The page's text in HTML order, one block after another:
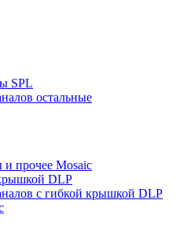
SPL
остальные
и прочее Mosaic
DLP
с гибкой крышкой DLP